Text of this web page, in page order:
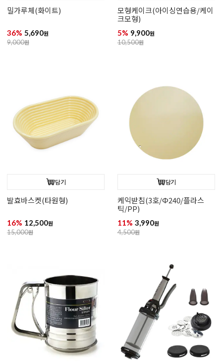
밀가루체(화이트)
36% 5,690원
9,000원
모형케이크(아이싱연습용/케이
크모형)
5% 9,900원
10,500원
담기
발효바스켓(타원형)
16% 12,500원
15,000원
담기
케익받침(3호/Φ240/플라스
틱/PP)
11% 3,990원
4,500원